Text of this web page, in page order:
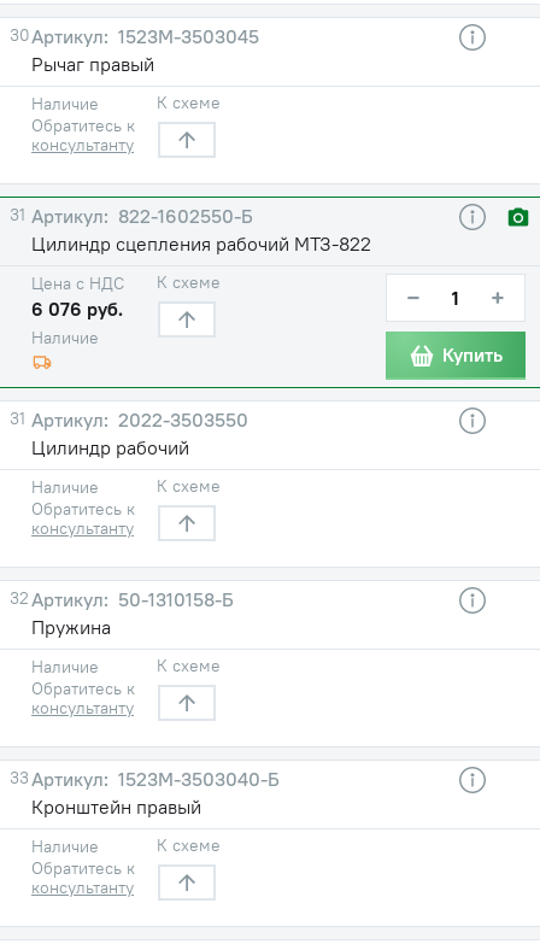
30
1523М-3503045
Рычаг правый
Наличие
Обратитесь к
консультанту
К схеме
31
822-1602550-Б
Цилиндр сцепления рабочий МТЗ-822
Наличие
Цена с НДС
6 076 руб.
К схеме − +
Купить
31
2022-3503550
Цилиндр рабочий
Наличие
Обратитесь к
консультанту
К схеме
32
50-1310158-Б
Пружина
Наличие
Обратитесь к
консультанту
К схеме
33
1523М-3503040-Б
Кронштейн правый
Наличие
Обратитесь к
консультанту
К схеме